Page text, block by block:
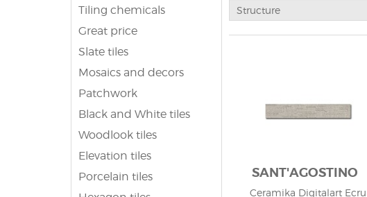
Tiling chemicals
Great price
Slate tiles
Mosaics and decors
Patchwork
Black and White tiles
Woodlook tiles
Elevation tiles
Porcelain tiles
Structure
SANT'AGOSTINO
Ceramika Digitalart Ecru